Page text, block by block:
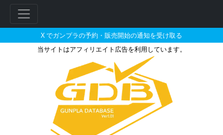
X でガンプラの予約・販売開始の通知を受け取る
当サイトはアフィリエイト広告を利用しています。
駿河屋で2026年02月に再販され